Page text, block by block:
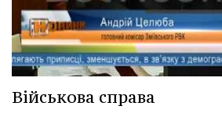
Військова справа